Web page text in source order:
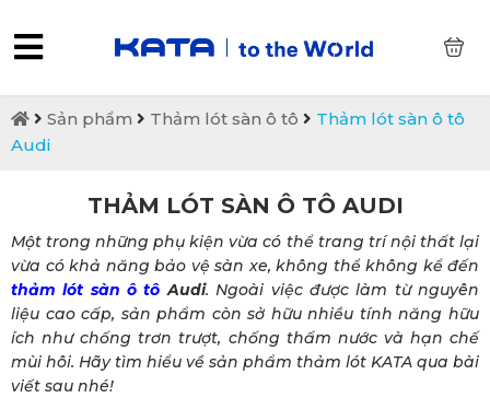
Sản phẩm Thảm lót sàn ô tô
Thảm lót sàn ô tô
Audi
THẢM LÓT SÀN Ô TÔ AUDI
Một trong những phụ kiện vừa có thể trang trí nội thất lại
vừa có khả năng bảo vệ sàn xe, không thể không kể đến
thảm lót sàn ô tô Audi. Ngoài việc được làm từ nguyên
liệu cao cấp, sản phẩm còn sở hữu nhiều tính năng hữu
ích như chống trơn trượt, chống thấm nước và hạn chế
mùi hôi. Hãy tìm hiểu về sản phẩm thảm lót KATA qua bài
viết sau nhé!